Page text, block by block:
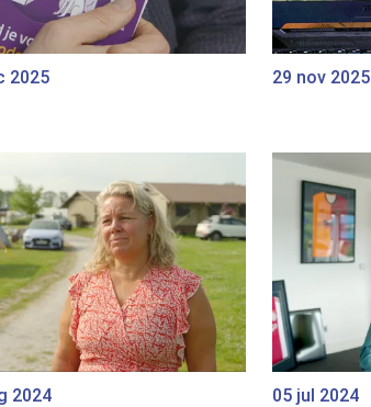
2025 29 nov 2025
2024 05 jul 2024